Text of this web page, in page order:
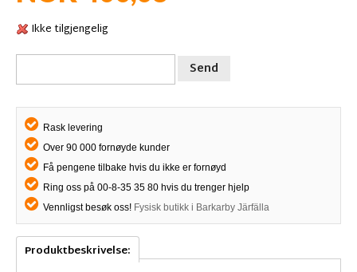
Ikke tilgjengelig
Send
Rask levering
Over 90 000 fornøyde kunder
Få pengene tilbake hvis du ikke er fornøyd
Ring oss på 00-8-35 35 80 hvis du trenger hjelp
Vennligst besøk oss! Fysisk butikk i Barkarby Järfälla
Produktbeskrivelse: